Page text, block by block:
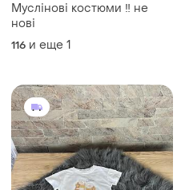
Муслінові костюми ‼️ не
нові
116 и еще 1